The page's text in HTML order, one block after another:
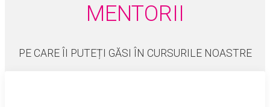
MENTORII
PE CARE ÎI PUTEȚI GĂSI ÎN CURSURILE NOASTRE